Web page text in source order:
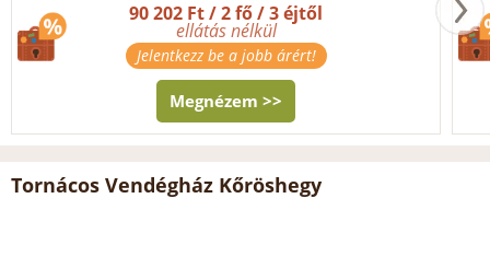
90 202 Ft / 2 fő / 3 éjtől
ellátás nélkül
Jelentkezz be a jobb árért!
Megnézem >>
Tornácos Vendégház Kőröshegy